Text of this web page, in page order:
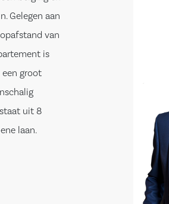
Gelegen aan
van
is
een groot
uit 8
laan.